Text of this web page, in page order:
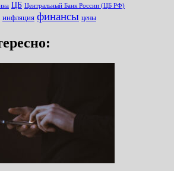
ЦБ Центральный Банк России (ЦБ РФ)
инфляция финансы цены